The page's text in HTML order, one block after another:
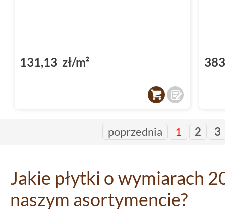
131,13 zł/m²
poprzednia 1 2 3
Jakie płytki o wymiarach
naszym asortymencie?